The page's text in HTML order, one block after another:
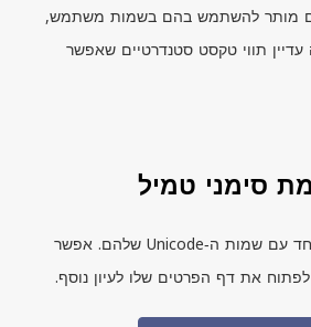
מותר להשתמש בהם בשמות משתמש,
תווי טקסט סטנדרטיים שאפשר
סימני טמיל
עם שמות ה‑Unicodeשלהם. אפשר
את דף הפרטים שלו לעיון נוסף.